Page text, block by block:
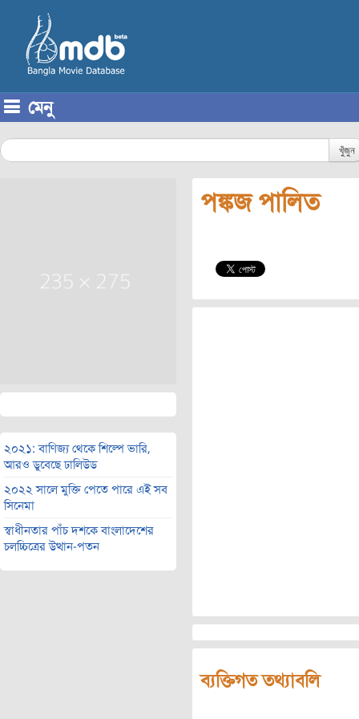
মেনু
খুঁজুন
২০২১: বাণিজ্য থেকে শিল্পে ভারি,
আরও ডুবেছে ঢালিউড
২০২২ সালে মুক্তি পেতে পারে এই সব
সিনেমা
স্বাধীনতার পাঁচ দশকে বাংলাদেশের
চলচ্চিত্রের উত্থান-পতন
পঙ্কজ পালিত
ব্যক্তিগত তথ্যাবলি